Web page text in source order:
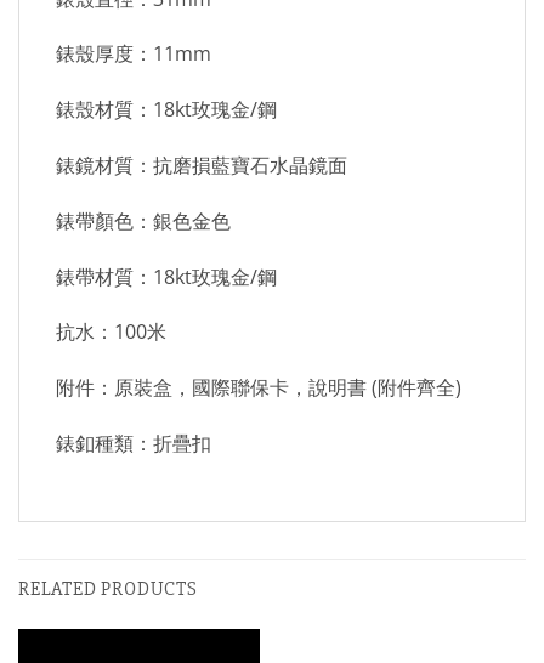
錶殼厚度：11mm
錶殼材質：18kt玫瑰金/鋼
錶鏡材質：抗磨損藍寶石水晶鏡面
錶帶顏色：銀色金色
錶帶材質：18kt玫瑰金/鋼
抗水：100米
附件：原裝盒，國際聯保卡，說明書 (附件齊全)
錶釦種類：折疊扣
RELATED PRODUCTS